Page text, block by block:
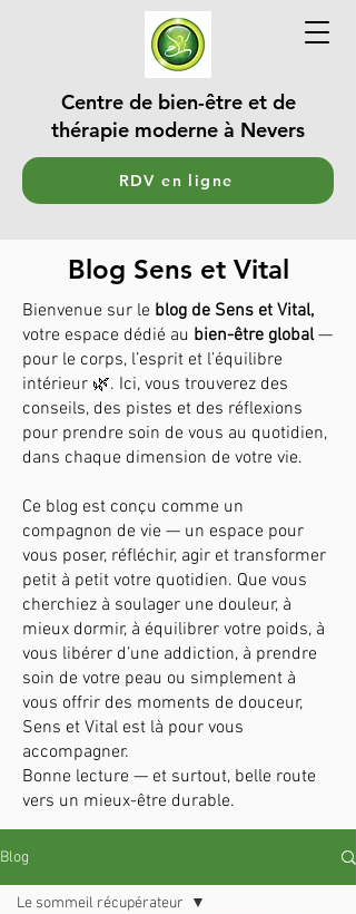
Centre de bien-être et de
thérapie moderne à Nevers
RDV en ligne
Blog Sens et Vital
Bienvenue sur le blog de Sens et Vital,
votre espace dédié au bien-être global—
pour le corps, l’esprit et l’équilibre
intérieur 🌿. Ici, vous trouverez des
conseils, des pistes et des réflexions
pour prendre soin de vous au quotidien,
dans chaque dimension de votre vie.
Ce blog est conçu comme un
compagnon de vie — un espace pour
vous poser, réfléchir, agir et transformer
petit à petit votre quotidien. Que vous
cherchiez à soulager une douleur, à
mieux dormir, à équilibrer votre poids, à
vous libérer d’une addiction, à prendre
soin de votre peau ou simplement à
vous offrir des moments de douceur,
Sens et Vital est là pour vous
accompagner.
Bonne lecture — et surtout, belle route
vers un mieux-être durable.
Blog
Le sommeil récupérateur